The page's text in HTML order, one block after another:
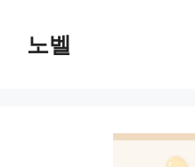
노벨